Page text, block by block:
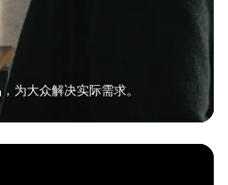
为大众解决实际需求。